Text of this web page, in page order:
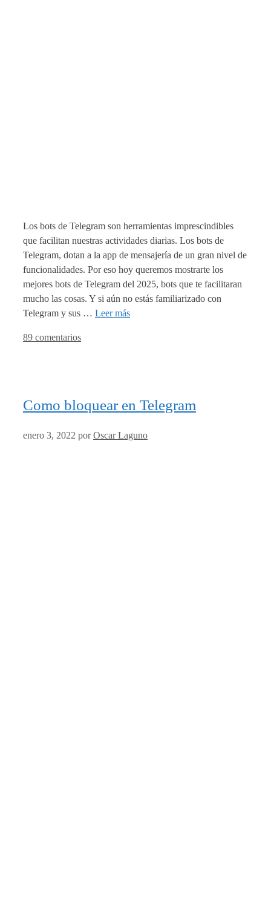
Los bots de Telegram son herramientas imprescindibles
que facilitan nuestras actividades diarias. Los bots de
Telegram, dotan a la app de mensajería de un gran nivel de
funcionalidades. Por eso hoy queremos mostrarte los
mejores bots de Telegram del 2025, bots que te facilitaran
mucho las cosas. Y si aún no estás familiarizado con
Telegram y sus … Leer más
89 comentarios
Como bloquear en Telegram
enero 3, 2022 porOscar Laguno